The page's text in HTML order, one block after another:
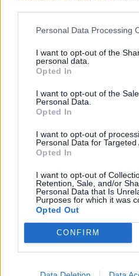
Personal Data Processing
I want to opt-out of the
personal data.
Opted In
I want to opt-out of the
Personal Data.
Opted In
I want to opt-out of
Personal Data for Targeted
Opted In
I want to opt-out of
Retention, Sale, and/or
Personal Data that Is
Purposes for which it was
Opted Out
CONFIRM